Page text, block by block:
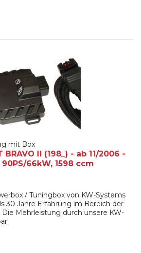
mit Box
II (198_) - ab 11/2006 -
66kW, 1598 ccm
/ Tuningbox von KW-Systems
30 Jahre Erfahrung im Bereich der
Mehrleistung durch unsere KW-